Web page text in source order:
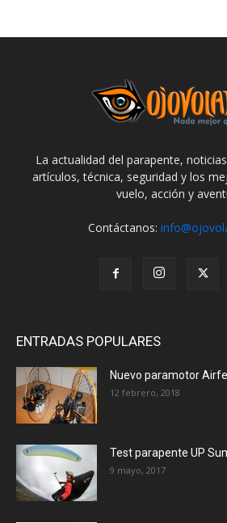
La actualidad del parapente,
artículos, técnica, seguridad y los
vuelo, acción y
Contáctanos:
ENTRADAS POPULARES
Nuevo paramotor
12 febrero, 2018
Test parapente UP
9 mayo, 2017